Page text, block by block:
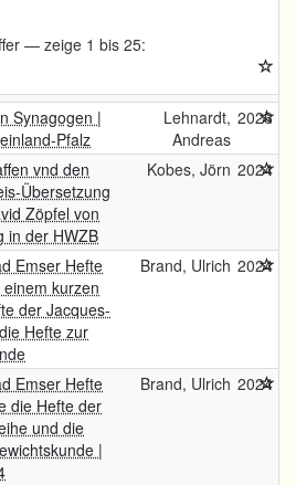
— zeige 1 bis 25:
Synagogen |
Pfalz
Lehnardt,
Andreas
2026
vnd den
Übersetzung
Zöpfel von
in der HWZB
Kobes, Jörn 2024
Emser Hefte
kurzen
der Jacques-
Hefte zur
Brand, Ulrich 2024
Emser Hefte
die Hefte der
und die
|
Brand, Ulrich 2024